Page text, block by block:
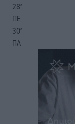
28°
ΠΕ
30°
ΠΑ